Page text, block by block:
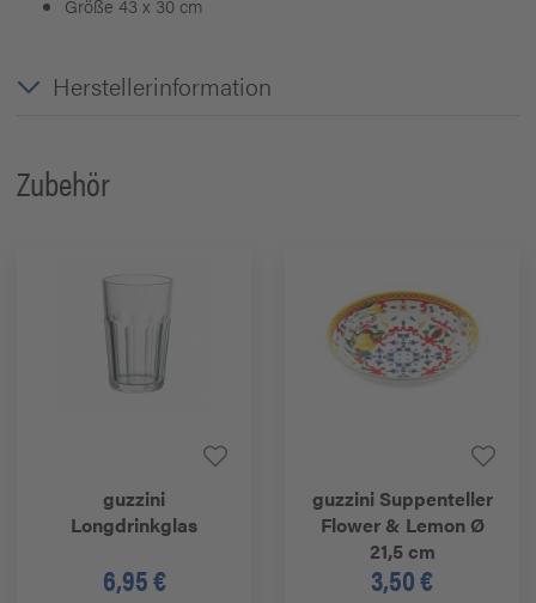
Größe 43 x 30 cm
Herstellerinformation
Zubehör
guzzini
Longdrinkglas
6,95 €
guzzini Suppenteller
Flower & Lemon Ø
21,5 cm
3,50 €